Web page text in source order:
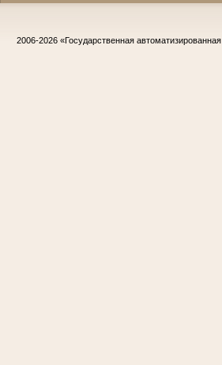
2006-2026 «Государственная